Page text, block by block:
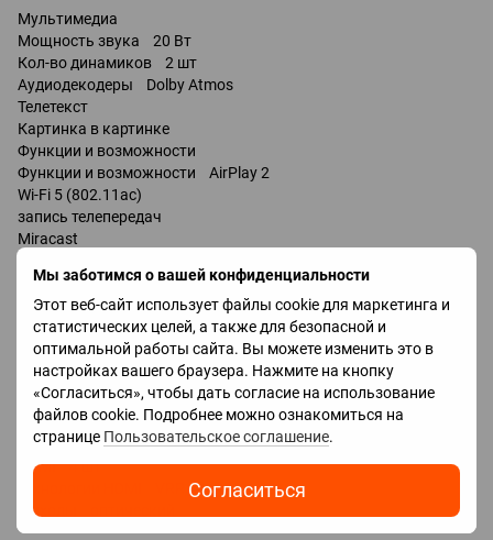
Мы заботимся о вашей конфиденциальности
Этот веб-сайт использует файлы cookie для маркетинга и
статистических целей, а также для безопасной и
оптимальной работы сайта. Вы можете изменить это в
настройках вашего браузера. Нажмите на кнопку
«Согласиться», чтобы дать согласие на использование
файлов cookie. Подробнее можно ознакомиться на
странице Пользовательское соглашение.
Согласиться
Мультимедиа
Мощность звука 20 Вт
Кол-во динамиков 2 шт
Аудиодекодеры Dolby Atmos
Телетекст
Картинка в картинке
Функции и возможности
Функции и возможности AirPlay 2
Wi-Fi 5 (802.11ac)
запись телепередач
Miracast
поддержка DLNA
управление голосом
мультимедийный (аэропульт)
Amazon Alexa
Разъемы
Входы USB 3 шт
LAN
HDMI 4 шт
Технологии HDMI VRR, ALLM, eARC
Выходы оптический